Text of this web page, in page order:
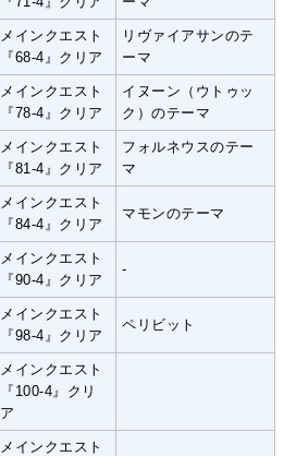
メインクエスト
『68-4』クリア
リヴァイアサンのテ
ーマ
メインクエスト
『78-4』クリア
イヌーン（ウトゥッ
ク）のテーマ
メインクエスト
『81-4』クリア
フォルネウスのテー
マ
メインクエスト
『84-4』クリア
マモンのテーマ
メインクエスト
『90-4』クリア
-
メインクエスト
『98-4』クリア
ペリビット
メインクエスト
『100-4』クリ
ア
メインクエスト